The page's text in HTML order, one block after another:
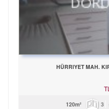
HÜRRIYET MAH.
TL
3